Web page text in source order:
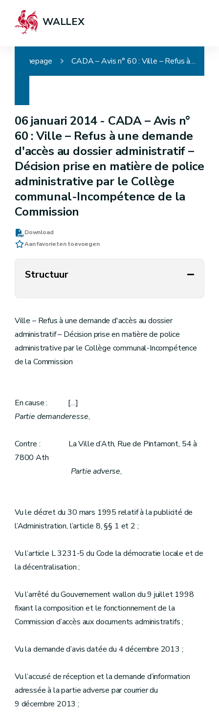
WALLEX
Homepage CADA – Avis n° 60 : Ville – Refus à une demande d'accès au dossier administratif – Décision prise en matière de police administrative par le Collège communal-Incompétence de la Commission
06 januari 2014 - CADA – Avis n°
60 : Ville – Refus à une demande
d'accès au dossier administratif –
Décision prise en matière de police
administrative par le Collège
communal-Incompétence de la
Commission
Download
Aan favorieten toevoegen
Structuur
Ville – Refus à une demande d'accès au dossier
administratif – Décision prise en matière de police
administrative par le Collège communal-Incompétence
de la Commission
En cause : […]
Partie demanderesse,
Contre : La Ville d’Ath, Rue de Pintamont, 54 à
7800 Ath
Partie adverse,
Vu le décret du 30 mars 1995 relatif à la publicité de
l’Administration, l’article 8, §§ 1 et 2 ;
Vu l’article L 3231-5 du Code la démocratie locale et de
la décentralisation ;
Vu l’arrêté du Gouvernement wallon du 9 juillet 1998
fixant la composition et le fonctionnement de la
Commission d’accès aux documents administratifs ;
Vu la demande d’avis datée du 4 décembre 2013 ;
Vu l’accusé de réception et la demande d’information
adressée à la partie adverse par courrier du
9 décembre 2013 ;